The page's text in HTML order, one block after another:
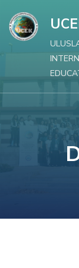
İçeriğe
atla